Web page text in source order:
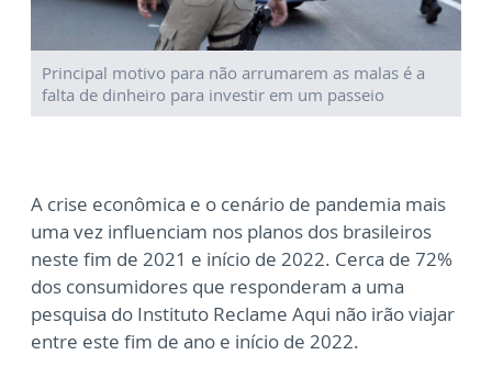
Principal motivo para não arrumarem as malas é a
falta de dinheiro para investir em um passeio
A crise econômica e o cenário de pandemia mais
uma vez influenciam nos planos dos brasileiros
neste fim de 2021 e início de 2022. Cerca de 72%
dos consumidores que responderam a uma
pesquisa do Instituto Reclame Aqui não irão viajar
entre este fim de ano e início de 2022.